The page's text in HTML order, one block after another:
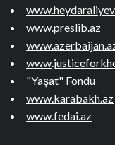
www.preslib.az
"Yaşat" Fondu
www.karabakh.az
www.fedai.az